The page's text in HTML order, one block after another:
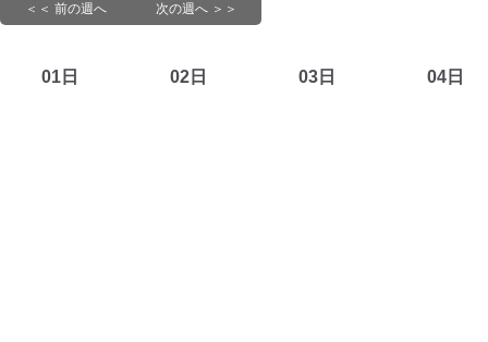
＜＜ 前の週へ 次の週へ ＞＞
01日 02日 03日 04日